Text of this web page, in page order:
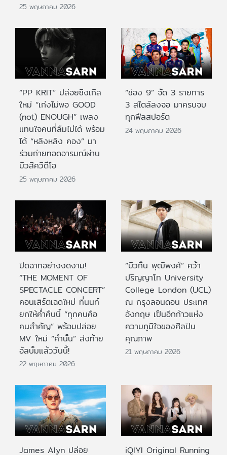
25 พฤษภาคม 2026
“PP KRIT” ปล่อยซิงเกิล
ใหม่ “เก่งไม่พอ GOOD
(not) ENOUGH” เพลง
แทนใจคนที่ลืมไม่ได้ พร้อม
ได้ “หลิงหลิง คอง” มา
ร่วมถ่ายทอดอารมณ์ผ่าน
มิวสิควิดีโอ
25 พฤษภาคม 2026
“ช่อง 9” จัด 3 รายการ
3 สไตล์ลงจอ มาครบจบ
ทุกฟีลสปอร์ต
24 พฤษภาคม 2026
ปิดฉากอย่างงดงาม!
“THE MOMENT OF
SPECTACLE CONCERT”
คอนเสิร์ตเฉดใหม่ ที่นนท์
ยกให้ค่ำคืนนี้ “ทุกคนคือ
คนสำคัญ” พร้อมปล่อย
MV ใหม่ “คำนั้น” ส่งท้าย
อัลบั้มแล้ววันนี้!
22 พฤษภาคม 2026
“บิวกิ้น พุฒิพงศ์” คว้า
ปริญญาโท University
College London (UCL)
ณ กรุงลอนดอน ประเทศ
อังกฤษ เป็นอีกก้าวแห่ง
ความภูมิใจของศิลปิน
คุณภาพ
21 พฤษภาคม 2026
James Alyn ปล่อย
iQIYI Original Running